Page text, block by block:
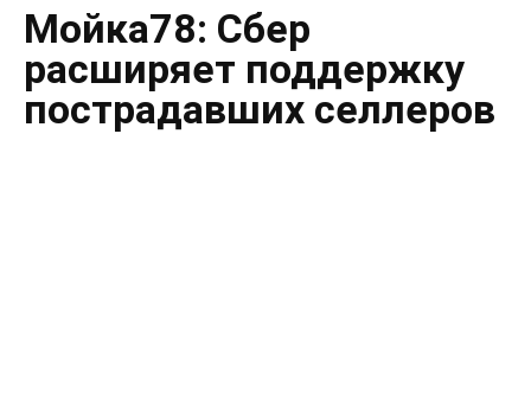
Мойка78: Сбер
расширяет поддержку
пострадавших селлеров